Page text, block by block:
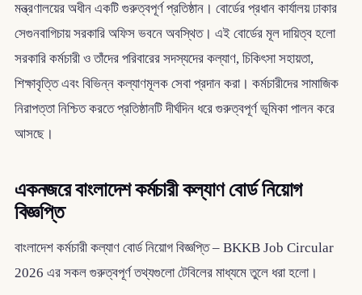
মন্ত্রণালয়ের অধীন একটি গুরুত্বপূর্ণ প্রতিষ্ঠান। বোর্ডের প্রধান কার্যালয় ঢাকার
সেগুনবাগিচায় সরকারি অফিস ভবনে অবস্থিত। এই বোর্ডের মূল দায়িত্ব হলো
সরকারি কর্মচারী ও তাঁদের পরিবারের সদস্যদের কল্যাণ, চিকিৎসা সহায়তা,
শিক্ষাবৃত্তি এবং বিভিন্ন কল্যাণমূলক সেবা প্রদান করা। কর্মচারীদের সামাজিক
নিরাপত্তা নিশ্চিত করতে প্রতিষ্ঠানটি দীর্ঘদিন ধরে গুরুত্বপূর্ণ ভূমিকা পালন করে
আসছে।
একনজরে বাংলাদেশ কর্মচারী কল্যাণ বোর্ড নিয়োগ
বিজ্ঞপ্তি
বাংলাদেশ কর্মচারী কল্যাণ বোর্ড নিয়োগ বিজ্ঞপ্তি – BKKB Job Circular
2026 এর সকল গুরুত্বপূর্ণ তথ্যগুলো টেবিলের মাধ্যমে তুলে ধরা হলো।